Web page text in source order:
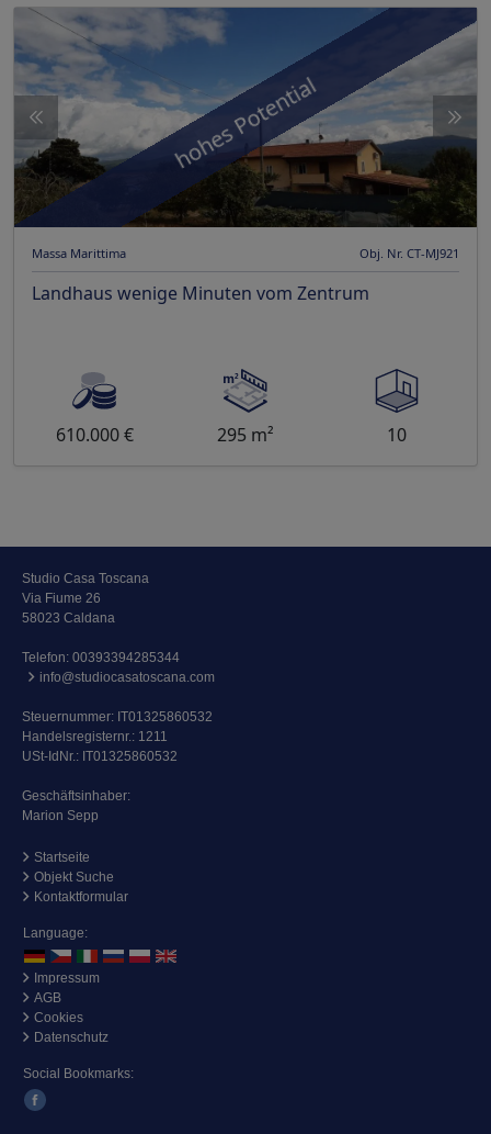
hohes Potential
Massa Marittima Obj. Nr. CT-MJ921
Landhaus wenige Minuten vom Zentrum
610.000 € 295 m² 10
Studio Casa Toscana
Via Fiume 26
58023 Caldana
Telefon: 00393394285344
info@studiocasatoscana.com
Steuernummer: IT01325860532
Handelsregisternr.: 1211
USt-IdNr.: IT01325860532
Geschäftsinhaber:
Marion Sepp
Startseite
Objekt Suche
Kontaktformular
Language:
Impressum
AGB
Cookies
Datenschutz
Social Bookmarks: